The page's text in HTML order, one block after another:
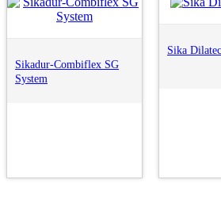
Sikadur-Combiflex SG
System
Sika